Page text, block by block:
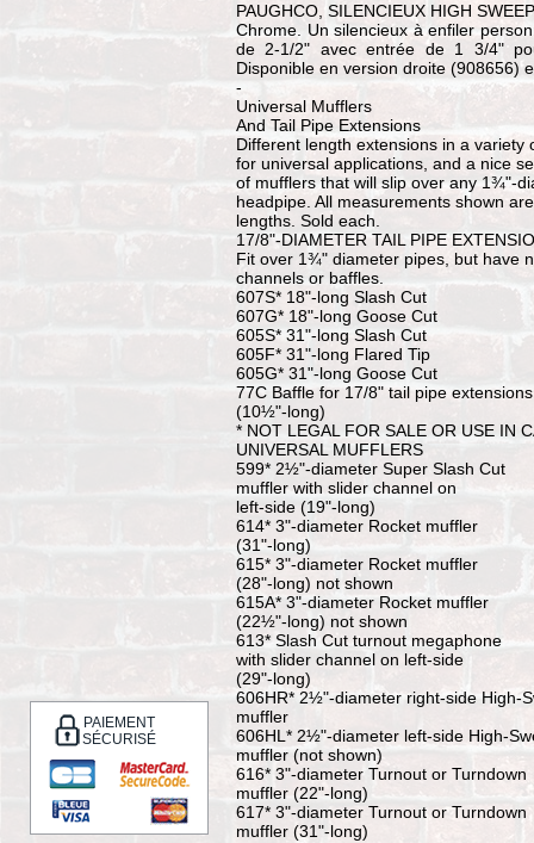
PAIEMENT
SÉCURISÉ
PAUGHCO, SILENCIEUX HIGH
Chrome. Un silencieux à enfiler
de 2-1/2" avec entrée de 1 3/4"
Disponible en version droite (908656)
-
Universal Mufflers
And Tail Pipe Extensions
Different length extensions in a variety
for universal applications, and a nice
of mufflers that will slip over any 1¾"-
headpipe. All measurements shown
lengths. Sold each.
17/8"-DIAMETER TAIL PIPE
Fit over 1¾" diameter pipes, but have
channels or baffles.
607S* 18"-long Slash Cut
607G* 18"-long Goose Cut
605S* 31"-long Slash Cut
605F* 31"-long Flared Tip
605G* 31"-long Goose Cut
77C Baffle for 17/8" tail pipe extensions
(10½"-long)
* NOT LEGAL FOR SALE OR USE IN
UNIVERSAL MUFFLERS
599* 2½"-diameter Super Slash Cut
muffler with slider channel on
left-side (19"-long)
614* 3"-diameter Rocket muffler
(31"-long)
615* 3"-diameter Rocket muffler
(28"-long) not shown
615A* 3"-diameter Rocket muffler
(22½"-long) not shown
613* Slash Cut turnout megaphone
with slider channel on left-side
(29"-long)
606HR* 2½"-diameter right-side High-
muffler
606HL* 2½"-diameter left-side High-
muffler (not shown)
616* 3"-diameter Turnout or Turndown
muffler (22"-long)
617* 3"-diameter Turnout or Turndown
muffler (31"-long)